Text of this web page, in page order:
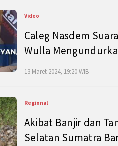
Video
Caleg Nasdem
Wulla
13 Maret 2024, 19:20 WIB
Regional
Akibat Banjir dan
Selatan Sumatra